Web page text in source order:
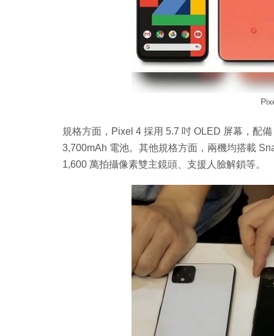
規格方面，Pixel 4 採用 5.7 吋 OLED 屏幕，配
3,700mAh 電池。其他規格方面，兩機均搭載
1,600 萬拍攝像素雙主鏡頭、支援人臉解鎖等。